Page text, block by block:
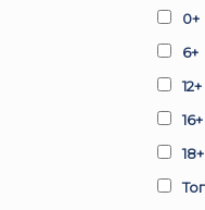
0+
6+
12+
16+
18+